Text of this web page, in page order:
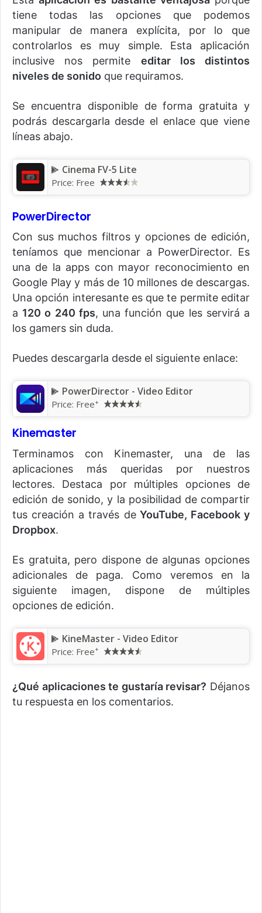
tiene todas las opciones que podemos
manipular de manera explícita, por lo que
controlarlos es muy simple. Esta aplicación
inclusive nos permite editar los distintos
niveles de sonido que requiramos.
Se encuentra disponible de forma gratuita y
podrás descargarla desde el enlace que viene
líneas abajo.
Cinema FV-5 Lite
Price: Free
PowerDirector
Con sus muchos filtros y opciones de edición,
teníamos que mencionar a PowerDirector. Es
una de la apps con mayor reconocimiento en
Google Play y más de 10 millones de descargas.
Una opción interesante es que te permite editar
a 120 o 240 fps, una función que les servirá a
los gamers sin duda.
Puedes descargarla desde el siguiente enlace:
PowerDirector - Video Editor
Price: Free+
Kinemaster
Terminamos con Kinemaster, una de las
aplicaciones más queridas por nuestros
lectores. Destaca por múltiples opciones de
edición de sonido, y la posibilidad de compartir
tus creación a través deYouTube, Facebook y
Dropbox.
Es gratuita, pero dispone de algunas opciones
adicionales de paga. Como veremos en la
siguiente imagen, dispone de múltiples
opciones de edición.
KineMaster - Video Editor
Price: Free+
¿Qué aplicaciones te gustaría revisar? Déjanos
tu respuesta en los comentarios.